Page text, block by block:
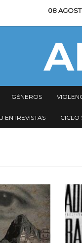
08
GÉNEROS
ENTREVISTAS CICLO